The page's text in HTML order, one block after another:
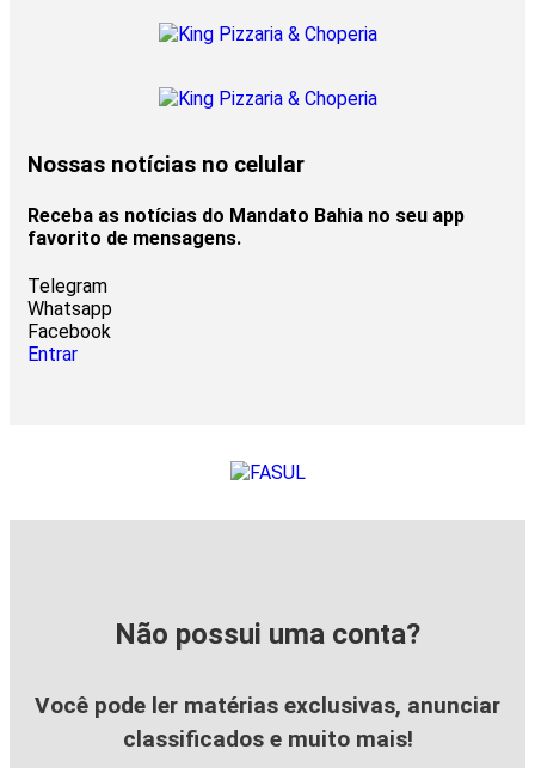
Nossas notícias no celular
Receba as notícias do Mandato Bahia no seu app
favorito de mensagens.
Telegram
Whatsapp
Facebook
Entrar
Não possui uma conta?
Você pode ler matérias exclusivas, anunciar
classificados e muito mais!